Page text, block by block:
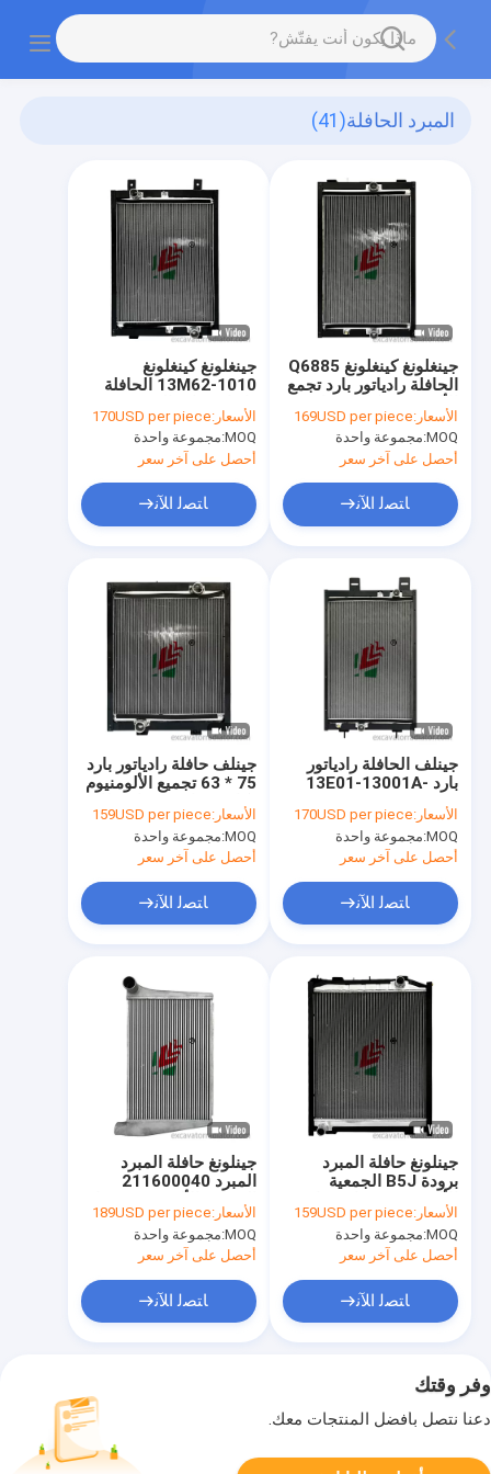
المبرد الحافلة(41)
جينغلونغ كينغلونغ
13M62-1010 الحافلة
رادياتور بارد التجميع
الألومنيوم ركاب سيارة
محرك تبريد النظام خزان
المياه
الأسعار:170USD per piece
MOQ: مجموعة واحدة
أحصل على آخر سعر
ﺎﺘﺼﻟ ﺍﻶﻧ
جينغلونغ كينغلونغ Q6885
الحافلة رادياتور بارد تجمع
الألومنيوم ركاب سيارة
محرك تبريد النظام خزان
المياه
الأسعار:169USD per piece
MOQ: مجموعة واحدة
أحصل على آخر سعر
ﺎﺘﺼﻟ ﺍﻶﻧ
جينلف حافلة رادياتور بارد
75 * 63 تجميع الألومنيوم
ركاب سيارة محرك نظام
تبريد خزان المياه للحافلة
الأسعار:159USD per piece
MOQ: مجموعة واحدة
أحصل على آخر سعر
ﺎﺘﺼﻟ ﺍﻶﻧ
جينلف الحافلة رادياتور
بارد 13E01-13001A-
13YL1-01010-A1
تجميع الألومنيوم ركاب
سيارة نظام تبريد محرك
المياه خزان F
الأسعار:170USD per piece
MOQ: مجموعة واحدة
أحصل على آخر سعر
ﺎﺘﺼﻟ ﺍﻶﻧ
جينلونغ حافلة المبرد
المبرد 211600040
الجمعية الألومنيوم محرك
سيارة الركاب نظام تبريد
خزان المياه للحافلة
الأسعار:189USD per piece
MOQ: مجموعة واحدة
أحصل على آخر سعر
ﺎﺘﺼﻟ ﺍﻶﻧ
جينلونغ حافلة المبرد
برودة B5J الجمعية
الألومنيوم محرك سيارة
الركاب نظام تبريد خزان
المياه للحافلة
الأسعار:159USD per piece
MOQ: مجموعة واحدة
أحصل على آخر سعر
ﺎﺘﺼﻟ ﺍﻶﻧ
وفر وقتك
دعنا نتصل بأفضل المنتجات معك.